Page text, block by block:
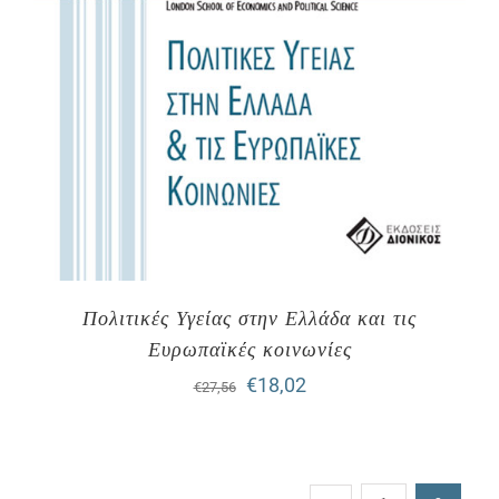
Πολιτικές Υγείας στην Ελλάδα και τις
Ευρωπαϊκές κοινωνίες
€27,56
Original
€18,02Η